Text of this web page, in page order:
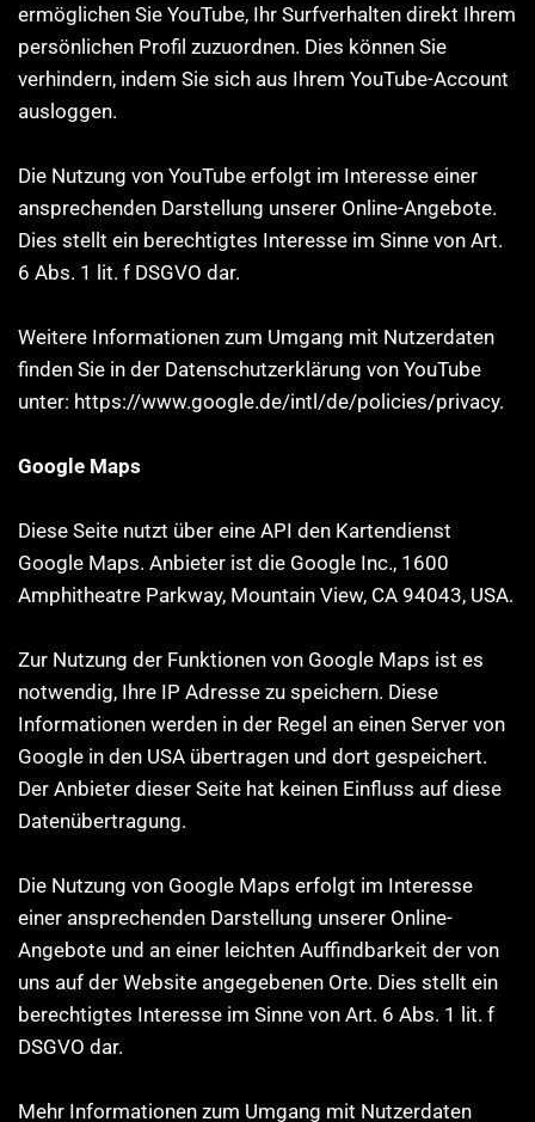
ermöglichen Sie YouTube, Ihr Surfverhalten direkt Ihrem
persönlichen Profil zuzuordnen. Dies können Sie
verhindern, indem Sie sich aus Ihrem YouTube-Account
ausloggen.
Die Nutzung von YouTube erfolgt im Interesse einer
ansprechenden Darstellung unserer Online-Angebote.
Dies stellt ein berechtigtes Interesse im Sinne von Art.
6 Abs. 1 lit. f DSGVO dar.
Weitere Informationen zum Umgang mit Nutzerdaten
finden Sie in der Datenschutzerklärung von YouTube
unter: https://www.google.de/intl/de/policies/privacy.
Google Maps
Diese Seite nutzt über eine API den Kartendienst
Google Maps. Anbieter ist die Google Inc., 1600
Amphitheatre Parkway, Mountain View, CA 94043, USA.
Zur Nutzung der Funktionen von Google Maps ist es
notwendig, Ihre IP Adresse zu speichern. Diese
Informationen werden in der Regel an einen Server von
Google in den USA übertragen und dort gespeichert.
Der Anbieter dieser Seite hat keinen Einfluss auf diese
Datenübertragung.
Die Nutzung von Google Maps erfolgt im Interesse
einer ansprechenden Darstellung unserer Online-
Angebote und an einer leichten Auffindbarkeit der von
uns auf der Website angegebenen Orte. Dies stellt ein
berechtigtes Interesse im Sinne von Art. 6 Abs. 1 lit. f
DSGVO dar.
Mehr Informationen zum Umgang mit Nutzerdaten